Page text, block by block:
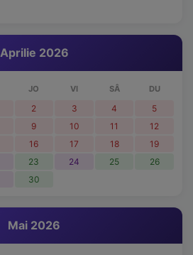
Aprilie 2026
JO VI SÂ DU
2 3 4
5
9 10 11
12
16 17 18
19
23 24 25
26
30
Mai 2026